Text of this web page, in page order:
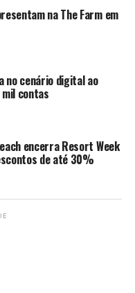
na The Farm em
no cenário digital ao
contas
encerra Resort Week
de até 30%